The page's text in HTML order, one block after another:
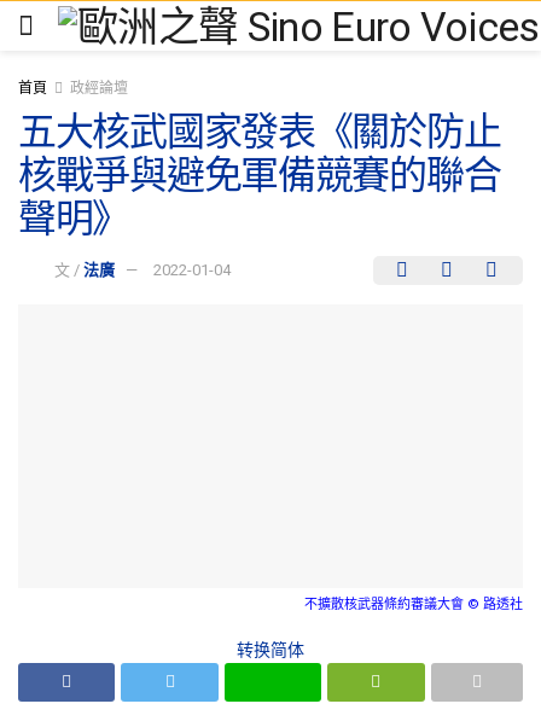
首頁 政經論壇
五大核武國家發表《關於防止
核戰爭與避免軍備競賽的聯合
聲明》
文 / 法廣 2022-01-04
不擴散核武器條約審議大會 © 路透社
转换简体